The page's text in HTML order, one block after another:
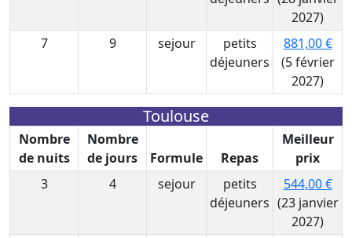
2027)
7
9 sejour
petits
déjeuners
881,00 €
(5 février
2027)
Toulouse
Nombre
de nuits
Nombre
de jours
Formule Repas
Meilleur
prix
3
4 sejour
petits
déjeuners
544,00 €
(23 janvier
2027)